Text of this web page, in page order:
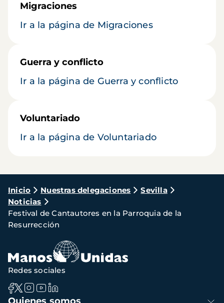
Migraciones
Ir a la página de Migraciones
Guerra y conflicto
Ir a la página de Guerra y conflicto
Voluntariado
Ir a la página de Voluntariado
Ruta
de
navegación
Inicio Nuestras delegaciones
Sevilla
Noticias
Festival de Cantautores en la Parroquia de la
Resurrección
Navegación
Redes sociales